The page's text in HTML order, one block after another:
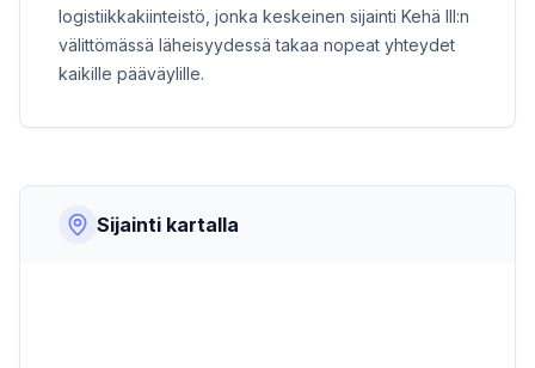
logistiikkakiinteistö, jonka keskeinen sijainti Kehä III:n
välittömässä läheisyydessä takaa nopeat yhteydet
kaikille pääväylille.
Sijainti kartalla